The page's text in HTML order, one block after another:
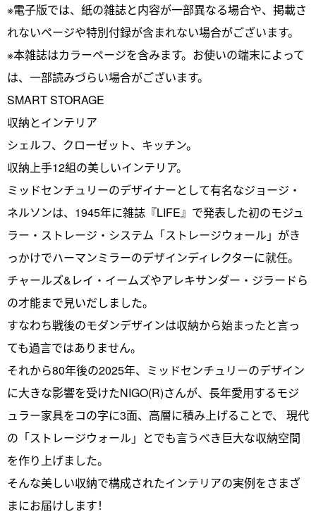
※電子版では、紙の雑誌と内容が一部異なる場合や、掲載さ
れないページや特別付録が含まれない場合がございます。
※本雑誌はカラーページを含みます。お使いの端末によって
は、一部読みづらい場合がございます。
SMART STORAGE
収納とインテリア
シェルフ、クローゼット、キッチン。
収納上手12組の美しいインテリア。
ミッドセンチュリーのデザイナーとして有名なジョージ・
ネルソンは、1945年に雑誌『LIFE』で発表した初のモジュ
ラー・ストレージ・システム「ストレージウォール」がき
っかけでハーマンミラーのデザインディレクターに就任。
チャールズ&レイ・イームズやアレキサンダー・ジラードら
の才能まで見いだしました。
すなわち戦後のモダンデザインは収納から始まったと言っ
ても過言ではありません。
それから80年後の2025年、ミッドセンチュリーのデザイン
に大きな影響を受けたNIGO(R)さんが、長年愛用するモジ
ュラー家具をコの字に3面、高層に積み上げることで、 現代
の「ストレージウォール」とでも言うべき巨大な収納空間
を作り上げました。
そんな美しい収納で構成されたインテリアの実例をさまざ
まにお届けします！